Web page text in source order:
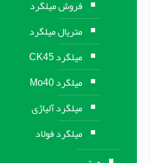
فروش میلگرد
متریال میلگرد
میلگرد CK45
میلگرد Mo40
میلگرد آلیاژی
میلگرد فولاد